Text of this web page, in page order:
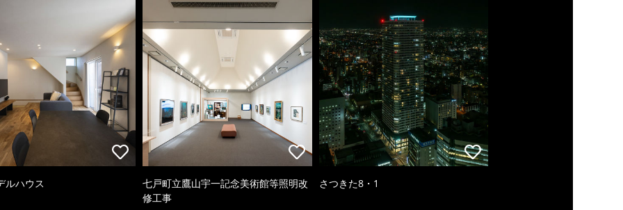
ルハウス
七戸町立鷹山宇一記念美術館等照明改
修工事
さつきた8・1